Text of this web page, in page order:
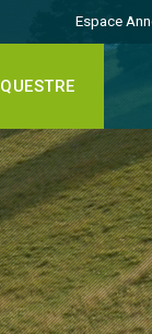
Espace